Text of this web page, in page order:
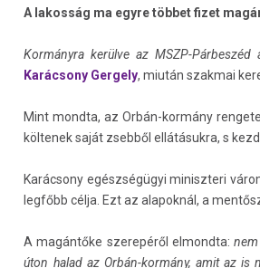
A lakosság ma egyre többet fizet
Kormányra kerülve az MSZP-
Karácsony Gergely, miután szakmai
Mint mondta, az Orbán-kormány
költenek saját zsebből ellátásukra, s
Karácsony egészségügyi miniszteri
legfőbb célja. Ezt az alapoknál, a
A magántőke szerepéről elmondta:
úton halad az Orbán-kormány, amit az is